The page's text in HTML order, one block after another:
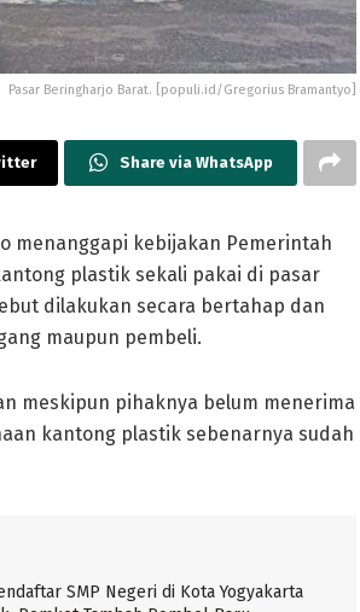
Pasar Beringharjo Barat. [populi.id/Gregorius Bramantyo]
Share via WhatsApp
menanggapi kebijakan Pemerintah
plastik sekali pakai di pasar
dilakukan secara bertahap dan
maupun pembeli.
meskipun pihaknya belum menerima
kantong plastik sebenarnya sudah
SMP Negeri di Kota Yogyakarta